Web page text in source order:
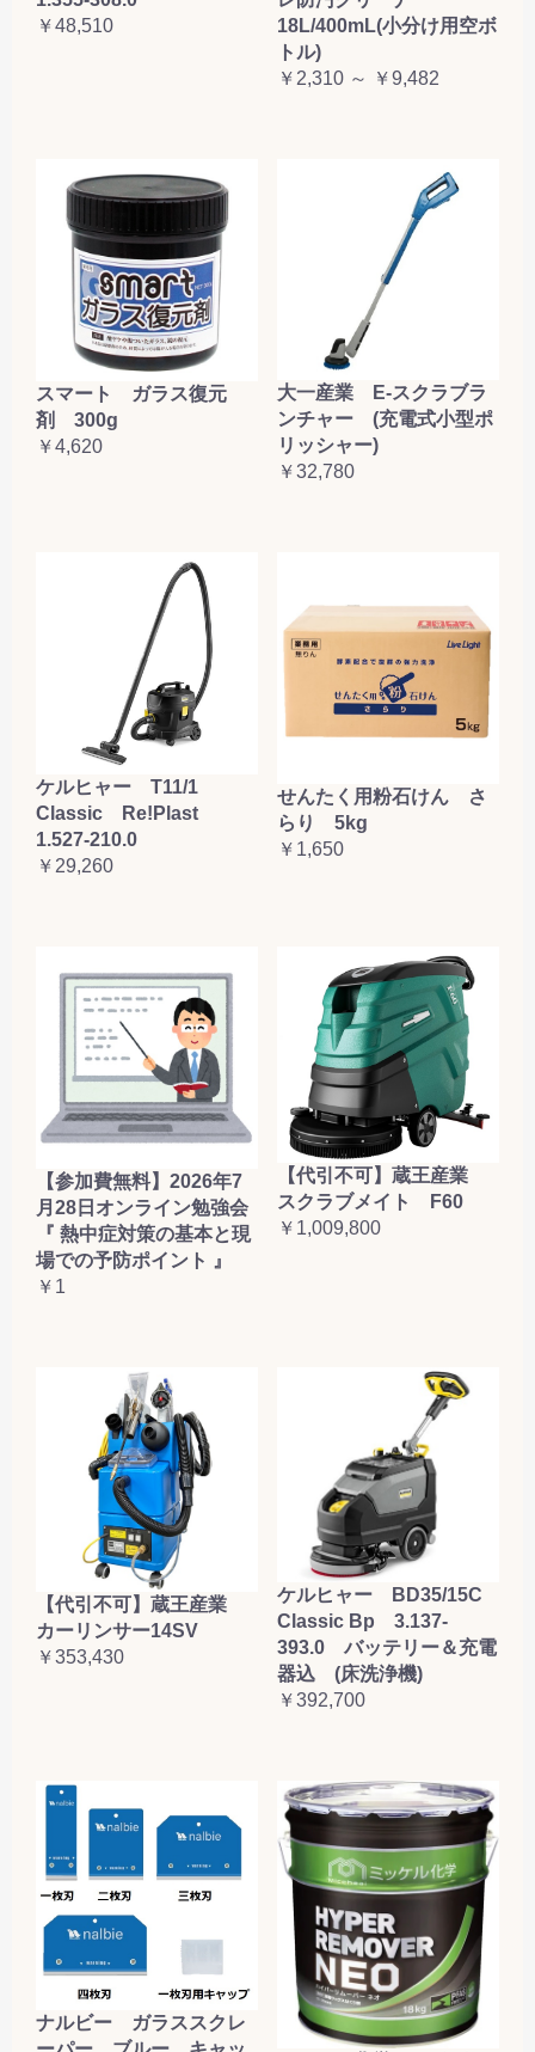
￥48,510
18L/400mL(小分け用空ボ
トル)
￥2,310 ～ ￥9,482
スマート ガラス復元
剤 300g
￥4,620
大一産業 E-スクラブラ
ンチャー (充電式小型ポ
リッシャー)
￥32,780
ケルヒャー T11/1
Classic Re!Plast
1.527-210.0
￥29,260
せんたく用粉石けん さ
らり 5kg
￥1,650
【参加費無料】2026年7
月28日オンライン勉強会
『 熱中症対策の基本と現
場での予防ポイント 』
￥1
【代引不可】蔵王産業
スクラブメイト F60
￥1,009,800
【代引不可】蔵王産業
カーリンサー14SV
￥353,430
ケルヒャー BD35/15C
Classic Bp 3.137-
393.0 バッテリー＆充電
器込 (床洗浄機)
￥392,700
ナルビー ガラススクレ